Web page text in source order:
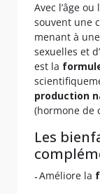
Avec l’âge
souvent une
menant à
sexuelles et
est la
production
(hormone de
Les
- Améliore la